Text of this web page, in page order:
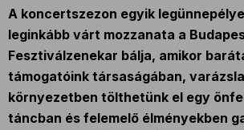
A koncertszezon egyik
leginkább várt mozzanata a
Fesztiválzenekar bálja, amikor
támogatóink társaságában,
környezetben tölthetünk el egy
táncban és felemelő élményekben